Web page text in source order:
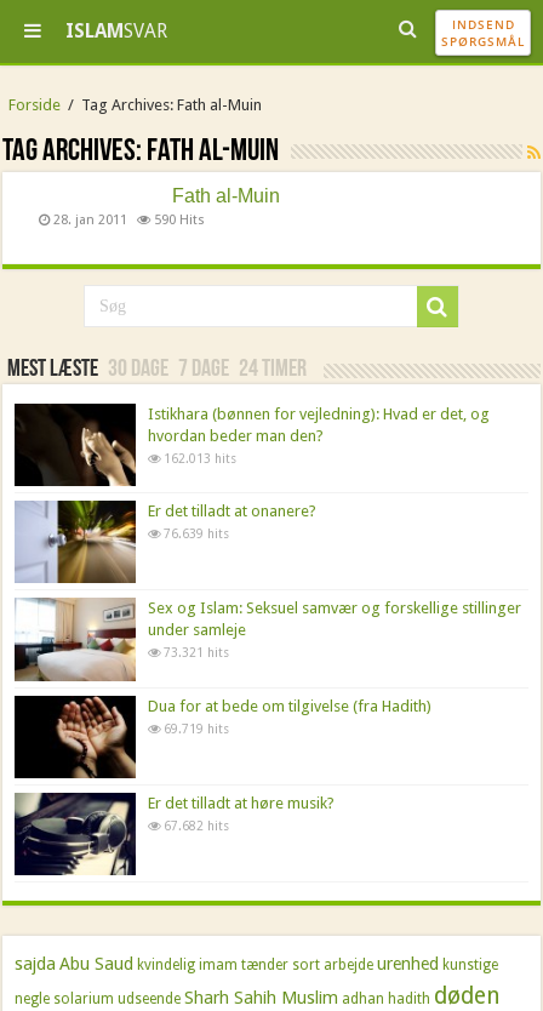
Forside / Tag Archives: Fath al-Muin
Tag Archives: Fath al-Muin
Fath al-Muin
28. jan 2011 590 Hits
Mest læste 30 dage 7 dage 24 timer
Istikhara (bønnen for vejledning): Hvad er det, og
hvordan beder man den?
162.013 hits
Er det tilladt at onanere?
76.639 hits
Sex og Islam: Seksuel samvær og forskellige stillinger
under samleje
73.321 hits
Dua for at bede om tilgivelse (fra Hadith)
69.719 hits
Er det tilladt at høre musik?
67.682 hits
sajda Abu Saud kvindelig imam tænder sort arbejde urenhed kunstige
negle solarium udseende Sharh Sahih Muslim adhan hadith døden
ISLAMSVAR
INDSEND
SPØRGSMÅL